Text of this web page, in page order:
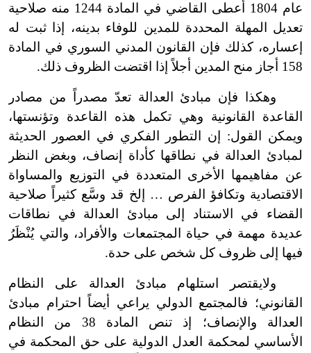
عام 1804 أعطى القاضي في المادة 1244 منه صلاحية
تعديل المهلة المحددة للمدين للوفاء بدينه، إذا ثبت له
إعساره، كذلك فإن القانون المدني السوري في المادة
158 أجاز منح المدين أجلاً إذا اقتضت الظروف ذلك.
وهكذا فإن مبادئ العدالة تعدّ مصدراً من مصادر
القاعدة القانونية وهي تكمل هذه القاعدة وتؤنستها،
ويمكن القول: إن التطور الفكري في العصور الحديثة
لمبادئ العدالة في نطاقها كأداة إنصاف، وبغض النظر
عن مفاهيمها الأخرى المتعددة في التوزيع والمساواة
الاقتصادية وتكافؤ الفرص … إلخ قد وسَّع كثيراً صلاحية
القضاء في الاستناد إلى مبادئ العدالة في نطاقات
عديدة مهمة في حياة المجتمعات والأفراد، والتي يُنْظَرُ
فيها إلى ظروف كل شخص على حدة.
ولايقتصر استلهام مبادئ العدالة على النظام
القانوني؛ فالمجتمع الدولي يراعي أيضاً احترام مبادئ
العدالة والإنصاف؛ إذ تنص المادة 38 من النظام
الأساسي لمحكمة العدل الدولية على حق المحكمة في